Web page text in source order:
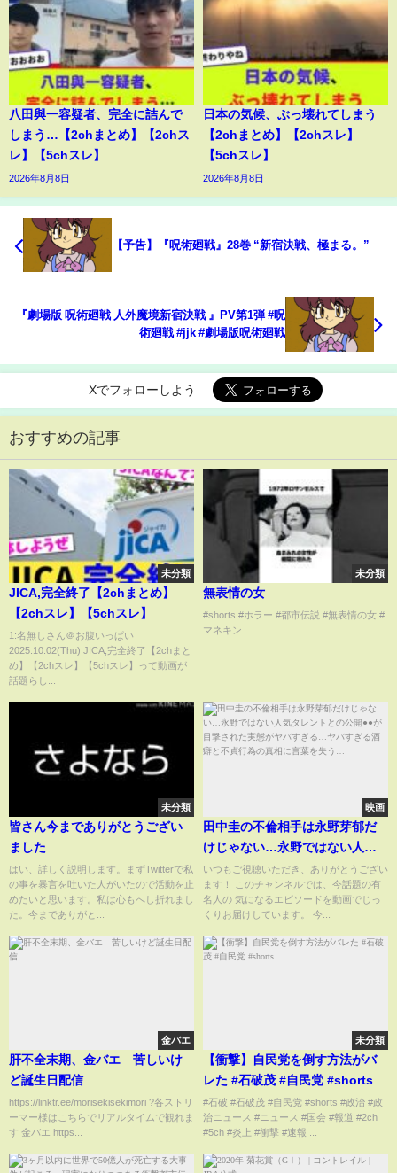
八田與一容疑者、完全に詰んで
しまう…【2chまとめ】【2chス
レ】【5chスレ】
2026年8月8日
日本の気候、ぶっ壊れてしまう
【2chまとめ】【2chスレ】
【5chスレ】
2026年8月8日
【予告】『呪術廻戦』28巻 “新宿決戦、極まる。”
『劇場版 呪術廻戦 人外魔境新宿決戦 』PV第1弾 #呪
術廻戦 #jjk #劇場版呪術廻戦
Xでフォローしよう
おすすめの記事
未分類
JICA,完全終了【2chまとめ】
【2chスレ】【5chスレ】
1:名無しさん＠お腹いっぱい
2025.10.02(Thu) JICA,完全終了【2chまと
め】【2chスレ】【5chスレ】って動画が
話題らし...
未分類
無表情の女
#shorts #ホラー #都市伝説 #無表情の女 #
マネキン...
未分類
皆さん今までありがとうござい
ました
はい、詳しく説明します。まずTwitterで私
の事を暴言を吐いた人がいたので活動を止
めたいと思います。私は心もへし折れまし
た。今までありがと...
映画
田中圭の不倫相手は永野芽郁だ
けじゃない…永野ではない人気
タレントとの公開●●が目撃され
た実態がヤバすぎる…ヤバすぎ
る酒癖と不貞行為の真相に言葉
いつもご視聴いただき、ありがとうござい
ます！ このチャンネルでは、今話題の有
名人の 気になるエピソードを動画でじっ
くりお届けしています。 今...
金バエ
肝不全末期、金バエ 苦しいけ
ど誕生日配信
https://linktr.ee/morisekisekimori ?各ストリ
ーマー様はこちらでリアルタイムで観れま
す 金バエ https...
未分類
【衝撃】自民党を倒す方法がバ
レた #石破茂 #自民党 #shorts
#石破 #石破茂 #自民党 #shorts #政治 #政
治ニュース #ニュース #国会 #報道 #2ch
#5ch #炎上 #衝撃 #速報 ...